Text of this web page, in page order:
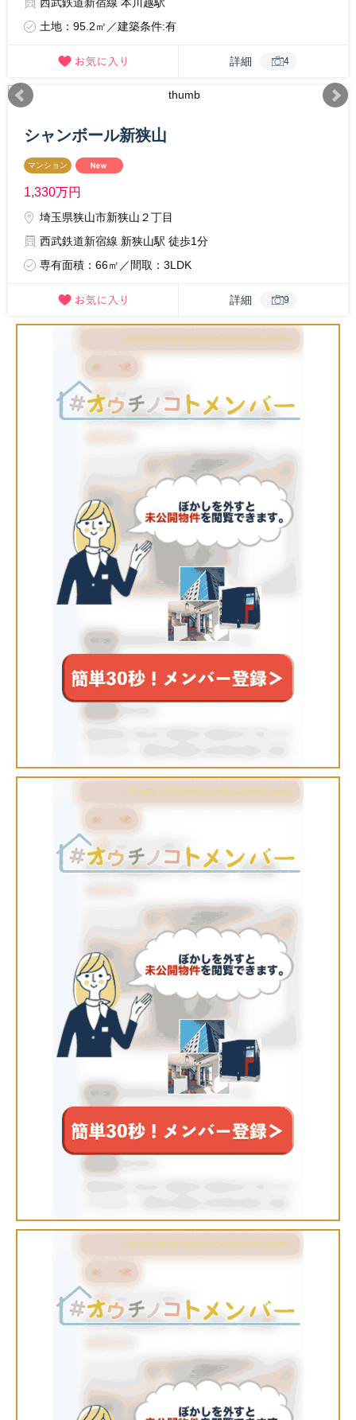
土地：95.2㎡／建築条件:有
詳細 4
シャンボール新狭山
マンション
1,330万円
埼玉県狭山市新狭山２丁目
西武鉄道新宿線 新狭山駅 徒歩1分
専有面積：66㎡／間取：3LDK
詳細 9